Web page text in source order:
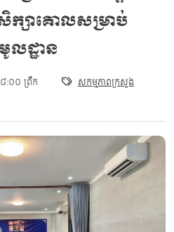
ក្សាគោលសម្រាប់
ដ្ឋាន
:០០ ព្រឹក សកម្មភាពក្រសួង